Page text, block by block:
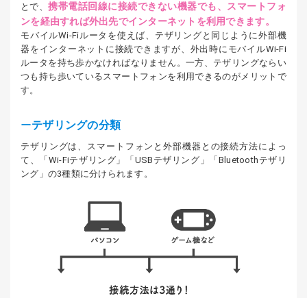
とで、携帯電話回線に接続できない機器でも、スマートフォ
ンを経由すれば外出先でインターネットを利用できます。
モバイルWi-Fiルータを使えば、テザリングと同じように外部機
器をインターネットに接続できますが、外出時にモバイルWi-Fi
ルータを持ち歩かなければなりません。一方、テザリングならい
つも持ち歩いているスマートフォンを利用できるのがメリットで
す。
テザリングの分類
テザリングは、スマートフォンと外部機器との接続方法によっ
て、「Wi-Fiテザリング」「USBテザリング」「Bluetoothテザリ
ング」の3種類に分けられます。